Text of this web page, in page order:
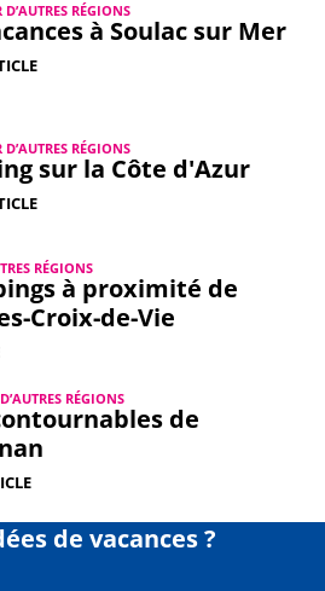
D’AUTRES RÉGIONS
à Soulac sur Mer
D’AUTRES RÉGIONS
sur la Côte d'Azur
RÉGIONS
à proximité de
Croix-de-Vie
RÉGIONS
de
de vacances ?